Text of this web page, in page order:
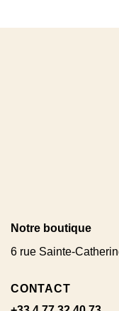
Notre boutique
6 rue Sainte-
CONTACT